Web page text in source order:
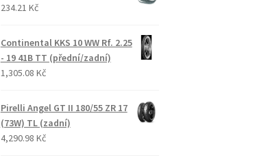
234.21 Kč
Continental KKS 10 WW Rf. 2.25
- 19 41B TT (přední/zadní)
1,305.08 Kč
Pirelli Angel GT II 180/55 ZR 17
(73W) TL (zadní)
4,290.98 Kč